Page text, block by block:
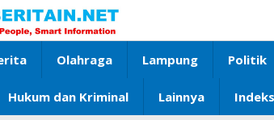
Olahraga Lampung Politik
Hukum dan Kriminal Lainnya Indeks